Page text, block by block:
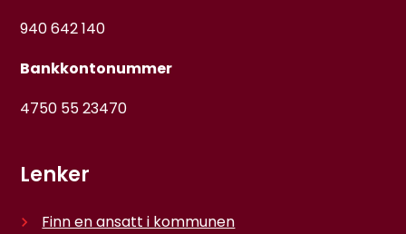
940 642 140
Bankkontonummer
4750 55 23470
Lenker
Finn en ansatt i kommunen